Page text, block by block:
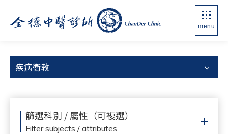
menu
疾病衛教
篩選科別 / 屬性（可複選）
Filter subjects / attributes